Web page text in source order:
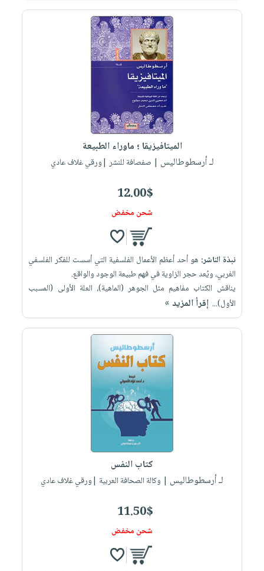
الميتافيزيقا ؛ ماوراء الطبيعة
لـ أرسطوطاليس | صفصافة للنشر |ورقي غلاف عادي
12.00$
شحن مخفض
نبذة الناشر: هو أحد أعظم الأعمال الفلسفية التي أسست للفكر الفلسفي
الغربي، ويُعد حجر الزاوية في فهم طبيعة الوجود والواقع.
يناقش الكتاب مفاهيم مثل الجوهر (الماهية)، العلة الأولى (المسبب
الأول)... إقرأ المزيد »
كتاب النفس
لـ أرسطوطاليس | وكالة الصحافة العربية |ورقي غلاف عادي
11.50$
شحن مخفض